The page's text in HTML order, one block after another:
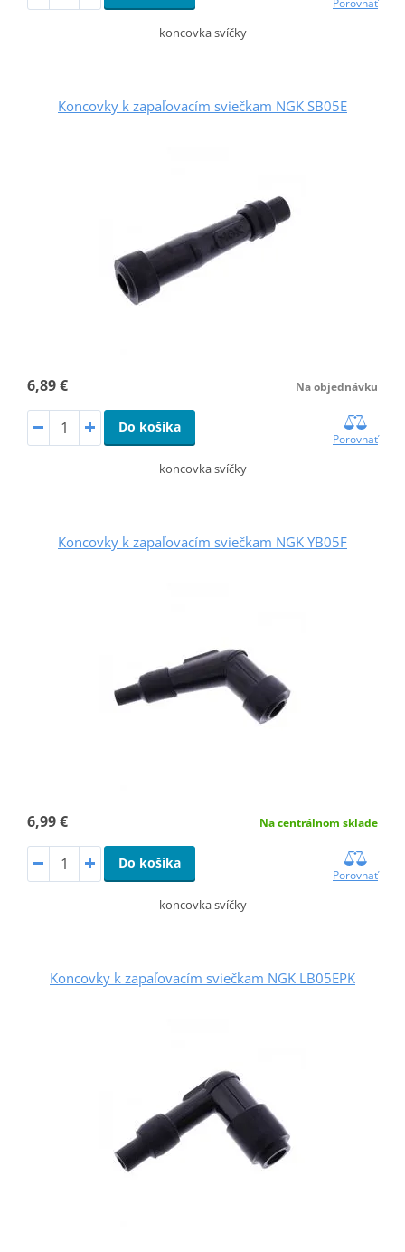
koncovka svíčky
Koncovky k zapaľovacím sviečkam NGK SB05E
6,89 € Na objednávku
Do košíka
Porovnať
koncovka svíčky
Koncovky k zapaľovacím sviečkam NGK YB05F
6,99 € Na centrálnom sklade
Do košíka
Porovnať
koncovka svíčky
Koncovky k zapaľovacím sviečkam NGK LB05EPK